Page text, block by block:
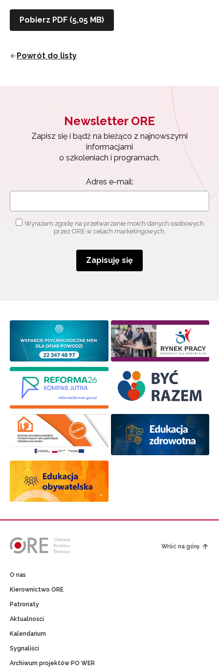
Pobierz PDF (5,05 MB)
Powrót do listy
Newsletter ORE
Zapisz się i bądź na bieżąco z najnowszymi
informacjami
o szkoleniach i programach.
Adres e-mail:
Wyrażam zgodę na przetwarzanie moich danych osobowych
przez ORE w celach marketingowych.
Zapisuję się
Wróć na górę
O nas
Kierownictwo ORE
Patronaty
Aktualności
Kalendarium
Sygnaliści
Archiwum projektów PO WER
Newsletter ORE
Wyrażam zgodę na przetwarzanie moich danych
osobowych przez ORE w celach marketingowych.